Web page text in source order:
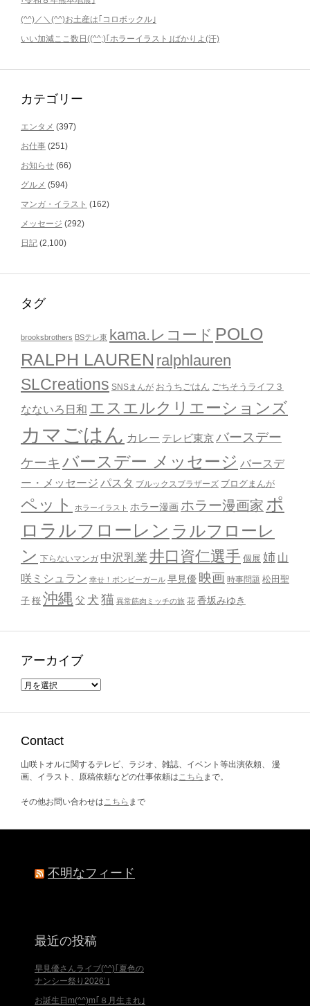
(^^)／＼(^^)お土産は｢コロボックル｣
いい加減ここ数日((^^;)｢ホラーイラスト｣ばかりよ(汗)
カテゴリー
エンタメ (397)
お仕事 (251)
お知らせ (66)
グルメ (594)
マンガ・イラスト (162)
メッセージ (292)
日記 (2,100)
タグ
brooksbrothers BSテレ東 kama.レコード POLO
RALPH LAUREN ralphlauren
SLCreations SNSまんが おうちごはん ごちそうライフ３
なないろ日和 エスエルクリエーションズ
カマごはん カレー テレビ東京バースデー
ケーキ バースデー メッセージ バースデ
ー・メッセージ パスタ ブルックスブラザーズ ブログまんが
ペット ホラーイラスト ホラー漫画 ホラー漫画家 ポ
ロラルフローレン ラルフローレ
ン 下らないマンガ 中沢乳業 井口資仁選手 個展 姉 山
咲ミシュラン 幸せ！ボンビーガール 早見優 映画 時事問題 松田聖
子 桜 沖縄 父 犬 猫 異常筋肉ミッチの旅 花 香坂みゆき
アーカイブ
ア
ブ
Contact
山咲トオルに関するテレビ、ラジオ、雑誌、イベント等出演依頼、 漫
画、イラスト、原稿依頼などの仕事依頼はこちら まで。
その他お問い合わせはこちら まで
不明なフィード
最近の投稿
早見優さんライブ(^^)｢夏色の
ナンシー祭り2026’｣
お誕生日m(^^)m｢８月生まれ｣